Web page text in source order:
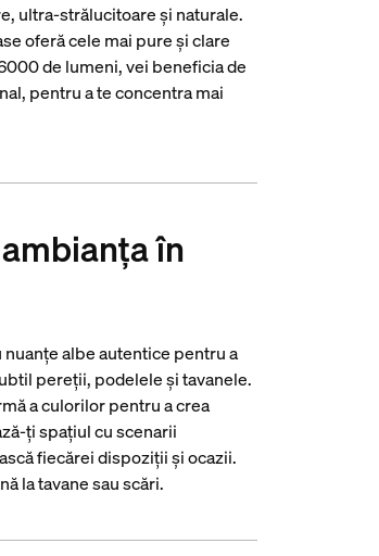
ultra-strălucitoare și naturale.
oferă cele mai pure și clare
de lumeni, vei beneficia de
pentru a te concentra mai
în
albe autentice pentru a
pereții, podelele și tavanele.
a culorilor pentru a crea
ți spațiul cu scenarii
fiecărei dispoziții și ocazii.
la tavane sau scări.